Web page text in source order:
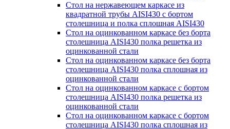
Стол на нержавеющем каркасе из
квадратной трубы AISI430 с бортом
столешница и полка сплошная AISI430
Стол на оцинкованном каркасе без борта
столешница AISI430 полка решетка из
оцинкованной стали
Стол на оцинкованном каркасе без борта
столешница AISI430 полка сплошная из
оцинкованной стали
Стол на оцинкованном каркасе с бортом
столешница AISI430 полка решетка из
оцинкованной стали
Стол на оцинкованном каркасе с бортом
столешница AISI430 полка сплошная из